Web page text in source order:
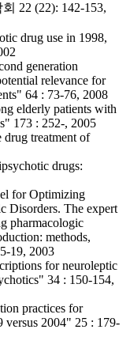
22 (22): 142-153,
drug use in 1998,
generation
relevance for
64 : 73-76, 2008
elderly patients with
173 : 252-, 2005
drug treatment of
drugs:
for Optimizing
Disorders. The expert
pharmacologic
methods,
19, 2003
for neuroleptic
34 : 150-154,
practices for
versus 2004" 25 : 179-